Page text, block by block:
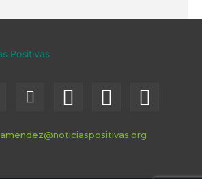
amendez@noticiaspositivas.org